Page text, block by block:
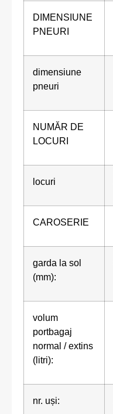
DIMENSIUNE
PNEURI
dimensiune
pneuri
NUMĂR DE
LOCURI
locuri
CAROSERIE
garda la sol
(mm):
volum
portbagaj
normal / extins
(litri):
nr. uși: